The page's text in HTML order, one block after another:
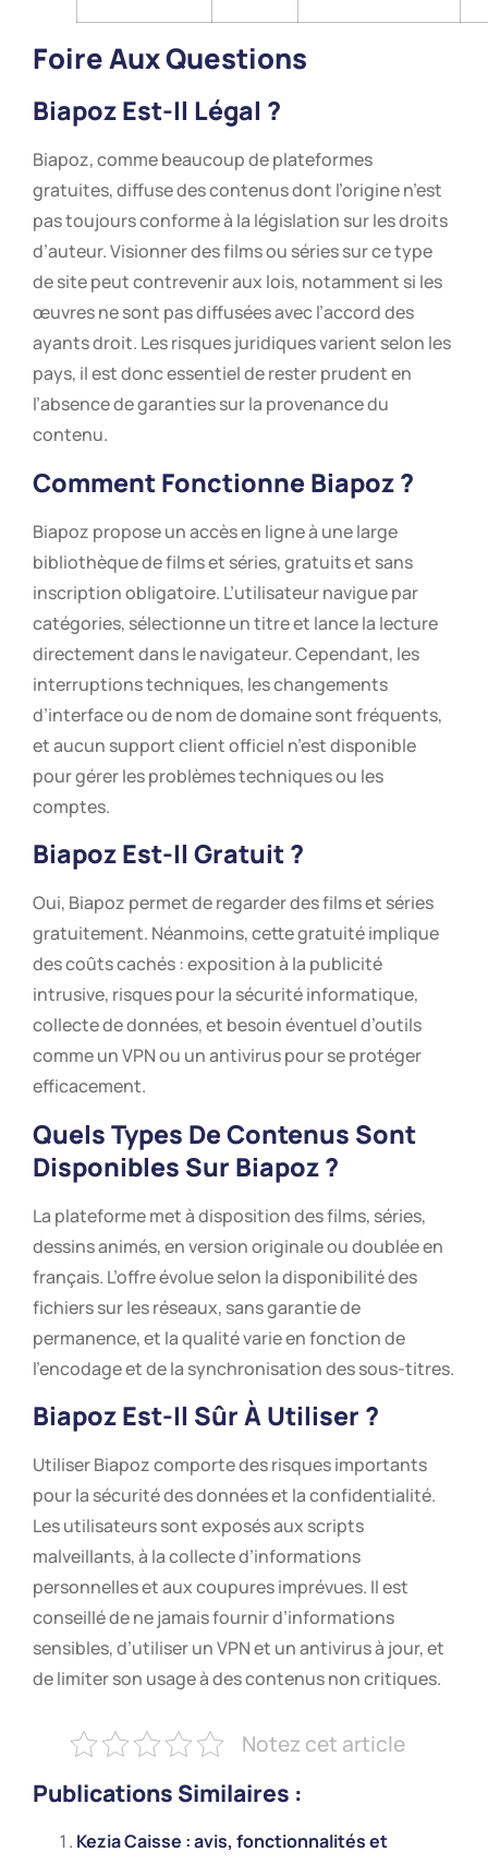
Foire Aux Questions
Biapoz Est-Il Légal ?
Biapoz, comme beaucoup de plateformes
gratuites, diffuse des contenus dont l’origine n’est
pas toujours conforme à la législation sur les droits
d’auteur. Visionner des films ou séries sur ce type
de site peut contrevenir aux lois, notamment si les
œuvres ne sont pas diffusées avec l’accord des
ayants droit. Les risques juridiques varient selon les
pays, il est donc essentiel de rester prudent en
l’absence de garanties sur la provenance du
contenu.
Comment Fonctionne Biapoz ?
Biapoz propose un accès en ligne à une large
bibliothèque de films et séries, gratuits et sans
inscription obligatoire. L’utilisateur navigue par
catégories, sélectionne un titre et lance la lecture
directement dans le navigateur. Cependant, les
interruptions techniques, les changements
d’interface ou de nom de domaine sont fréquents,
et aucun support client officiel n’est disponible
pour gérer les problèmes techniques ou les
comptes.
Biapoz Est-Il Gratuit ?
Oui, Biapoz permet de regarder des films et séries
gratuitement. Néanmoins, cette gratuité implique
des coûts cachés : exposition à la publicité
intrusive, risques pour la sécurité informatique,
collecte de données, et besoin éventuel d’outils
comme un VPN ou un antivirus pour se protéger
efficacement.
Quels Types De Contenus Sont
Disponibles Sur Biapoz ?
La plateforme met à disposition des films, séries,
dessins animés, en version originale ou doublée en
français. L’offre évolue selon la disponibilité des
fichiers sur les réseaux, sans garantie de
permanence, et la qualité varie en fonction de
l’encodage et de la synchronisation des sous-titres.
Biapoz Est-Il Sûr À Utiliser ?
Utiliser Biapoz comporte des risques importants
pour la sécurité des données et la confidentialité.
Les utilisateurs sont exposés aux scripts
malveillants, à la collecte d’informations
personnelles et aux coupures imprévues. Il est
conseillé de ne jamais fournir d’informations
sensibles, d’utiliser un VPN et un antivirus à jour, et
de limiter son usage à des contenus non critiques.
Notez cet article
Publications Similaires :
Kezia Caisse : avis, fonctionnalités et